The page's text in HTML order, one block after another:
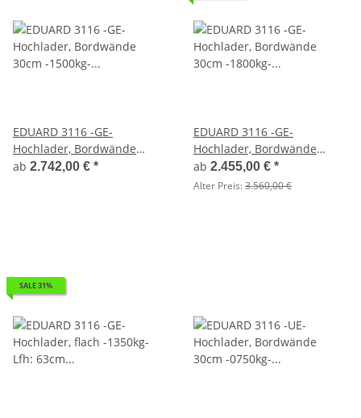
EDUARD 3116 -GE-
Hochlader, Bordwände
30cm -1500kg- Lfh: 63cm
ab 2.742,00 € *
EDUARD 3116 -GE-
Hochlader, Bordwände
30cm -1800kg- Lfh: 63cm
-195/50R13
ab 2.455,00 € *
Alter Preis:3.560,00 €
SALE 31%